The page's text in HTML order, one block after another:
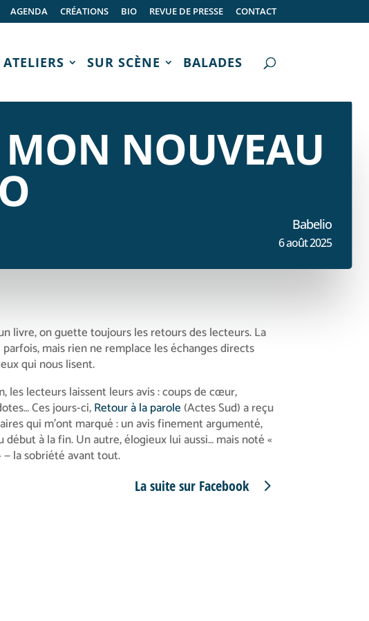
AGENDA CRÉATIONS BIO REVUE DE PRESSE CONTACT
ATELIERS SUR SCÈNE BALADES
MON NOUVEAU
Babelio
6 août 2025
livre, on guette toujours les retours des lecteurs. La
mais rien ne remplace les échanges directs
qui nous lisent.
les lecteurs laissent leurs avis : coups de cœur,
Ces jours-ci,Retour à la parole (Actes Sud) a reçu
qui m’ont marqué : un avis finement argumenté,
début à la fin. Un autre, élogieux lui aussi… mais noté «
— la sobriété avant tout.
La suite sur Facebook